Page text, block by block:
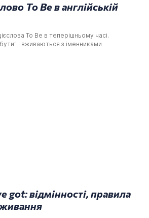
To Be в англійській
To Be в теперішньому часі.
і вживаються з іменниками
got: відмінності, правила